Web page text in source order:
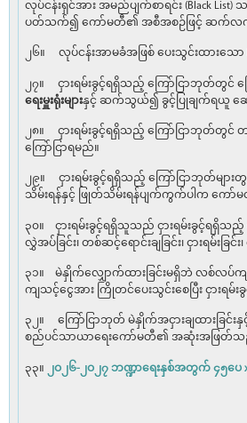
လုပ်ငန်းရှင်အား အမည်ပျက်စာရင်း (Black
ပတ်သက်၍ ကော်မတီ၏ အစီအစဉ်ဖြင့် ဆက်လက်
၂၆။ လုပ်ငန်းအာမခံအဖြစ် ပေးသွင်းထားသေ
၂၇။ ငှားရမ်းခွင့်ရရှိသည့် ကြော်ငြာဘုတ်တွ
ရေးမှူးရုံးများနှင့် ဆက်သွယ်၍ ခွင့်ပြုချက်ရယူ ဆ
၂၈။ ငှားရမ်းခွင့်ရရှိသည့် ကြော်ငြာဘုတ်တွ
ကြော်ငြာရမည်။
၂၉။ ငှားရမ်းခွင့်ရရှိသည့် ကြော်ငြာဘုတ်မျ
သိမ်းရန်နှင့် ဖြုတ်သိမ်းရန်ပျက်ကွက်ပါက ကော်
၃၀။ ငှားရမ်းခွင့်ရရှိသူသည် ငှားရမ်းခွင့်ရ
လွှဲအပ်ခြင်း၊ တစ်ဆင့်ရောင်းချခြင်း၊ ငှားရမ်းခြင်း၊
၃၁။ မဲနှိုက်လျှောက်ထားခြင်းမရှိဘဲ လစ်လပ်ကျ
ကျသင့်ငွေအား ကြိုတင်ပေးသွင်းစေပြီး ငှားရမ်း
၃၂။ ကြော်ငြာဘုတ် မဲနှိုက်အငှားချထားခြင်း
စည်ပင်သာယာရေးကော်မတီ၏ အဆုံးအဖြတ်
၃၃။ ၂ဝ၂၆-၂ဝ၂၇ ဘဏ္ဍာရေးနှစ်အတွက် ၄၅ပေ